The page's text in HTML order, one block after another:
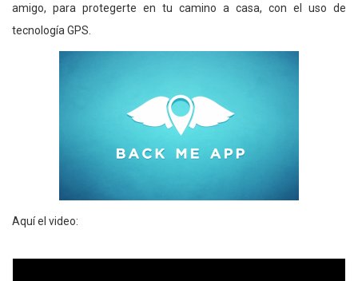
amigo, para protegerte en tu camino a casa, con el uso de
tecnología GPS.
Aquí el video: